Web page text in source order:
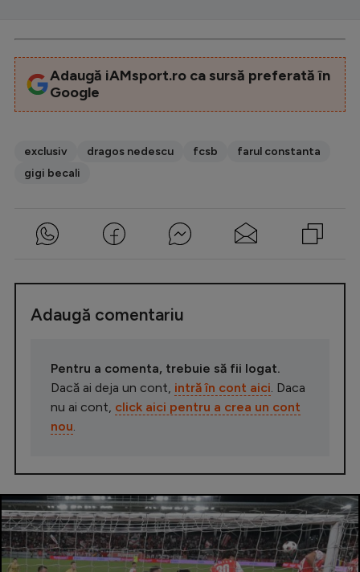
Adaugă iAMsport.ro ca sursă preferată în
Google
exclusiv dragos nedescu fcsb
farul constanta
gigi becali
Adaugă comentariu
Pentru a comenta, trebuie să fii logat.
Dacă ai deja un cont, intră în cont aici . Daca
nu ai cont, click aici pentru a crea un cont
nou